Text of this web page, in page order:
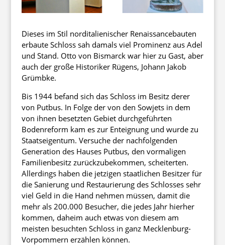
Dieses im Stil norditalienischer Renaissancebauten
erbaute Schloss sah damals viel Prominenz aus Adel
und Stand. Otto von Bismarck war hier zu Gast, aber
auch der große Historiker Rügens, Johann Jakob
Grümbke.
Bis 1944 befand sich das Schloss im Besitz derer
von Putbus. In Folge der von den Sowjets in dem
von ihnen besetzten Gebiet durchgeführten
Bodenreform kam es zur Enteignung und wurde zu
Staatseigentum. Versuche der nachfolgenden
Generation des Hauses Putbus, den vormaligen
Familienbesitz zurückzubekommen, scheiterten.
Allerdings haben die jetzigen staatlichen Besitzer für
die Sanierung und Restaurierung des Schlosses sehr
viel Geld in die Hand nehmen müssen, damit die
mehr als 200.000 Besucher, die jedes Jahr hierher
kommen, daheim auch etwas von diesem am
meisten besuchten Schloss in ganz Mecklenburg-
Vorpommern erzählen können.